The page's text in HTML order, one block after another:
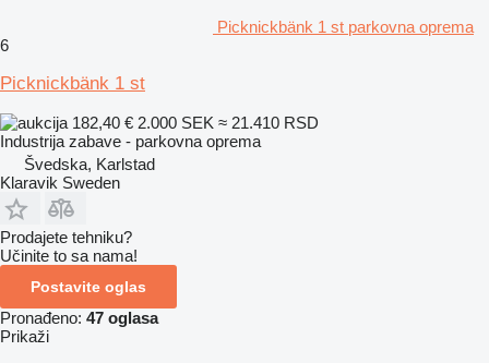
Picknickbänk 1 st parkovna oprema
6
Picknickbänk 1 st
182,40 € 2.000 SEK ≈ 21.410 RSD
Industrija zabave - parkovna oprema
Švedska, Karlstad
Klaravik Sweden
Prodajete tehniku?
Učinite to sa nama!
Postavite oglas
Pronađeno: 47 oglasa
Prikaži